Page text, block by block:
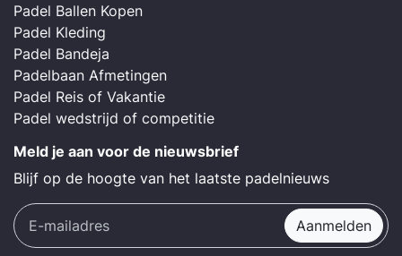
Padel Ballen Kopen
Padel Kleding
Padel Bandeja
Padelbaan Afmetingen
Padel Reis of Vakantie
Padel wedstrijd of competitie
Meld je aan voor de nieuwsbrief
Blijf op de hoogte van het laatste padelnieuws
Aanmelden